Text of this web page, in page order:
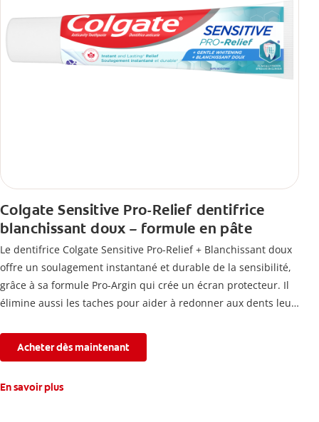
Colgate Sensitive Pro-Relief dentifrice
blanchissant doux – formule en pâte
Le dentifrice Colgate Sensitive Pro-Relief + Blanchissant doux
offre un soulagement instantané et durable de la sensibilité,
grâce à sa formule Pro-Argin qui crée un écran protecteur. Il
élimine aussi les taches pour aider à redonner aux dents leur
connaissez.
Acheter dès maintenant
En savoir plus